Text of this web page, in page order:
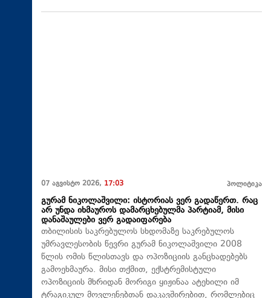
07 აგვისტო 2026, 17:03 პოლიტიკა
გურამ ნიკოლაშვილი: ისტორიას ვერ გადაწერთ. რაც
არ უნდა იხმაუროს დამარცხებულმა პარტიამ, მისი
დანაშაულები ვერ გადაიფარება
თბილისის საკრებულოს სხდომაზე საკრებულოს
უმრავლესობის წევრი გურამ ნიკოლაშვილი 2008
წლის ომის წლისთავს და ოპოზიციის განცხადებებს
გამოეხმაურა. მისი თქმით, ექსტრემისტული
ოპოზიციის მხრიდან მორიგი ყიჟინაა ატეხილი იმ
ტრაგიკულ მოვლენებთან დაკავშირებით, რომლებიც